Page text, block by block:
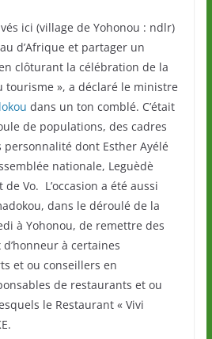
ici (village de Yohonou : ndlr)
d’Afrique et partager un
clôturant la célébration de la
tourisme », a déclaré le ministre
dans un ton comblé. C’était
de populations, des cadres
personnalité dont Esther Ayélé
nationale, Leguèdè
Vo. L’occasion a été aussi
dans le déroulé de la
à Yohonou, de remettre des
à certaines
et ou conseillers en
de restaurants et ou
le Restaurant « Vivi